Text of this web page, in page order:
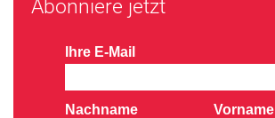
Abonniere jetzt
Ihre E-Mail
Nachname Vorname